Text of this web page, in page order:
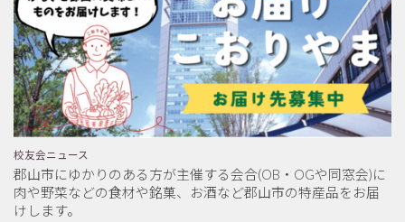
校友会ニュース
郡山市にゆかりのある方が主催する会合(OB・OGや同窓会)に
肉や野菜などの食材や銘菓、お酒など郡山市の特産品をお届
けします。